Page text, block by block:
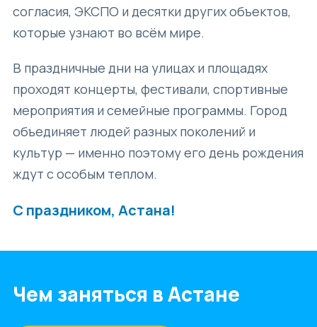
согласия, ЭКСПО и десятки других объектов,
которые узнают во всём мире.
В праздничные дни на улицах и площадях
проходят концерты, фестивали, спортивные
мероприятия и семейные программы. Город
объединяет людей разных поколений и
культур — именно поэтому его день рождения
ждут с особым теплом.
С праздником, Астана!
Чем заняться в Астане